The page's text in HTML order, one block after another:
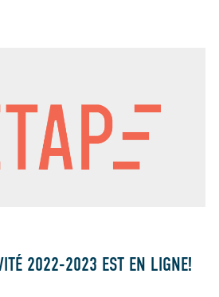
2022-2023 EST EN LIGNE!